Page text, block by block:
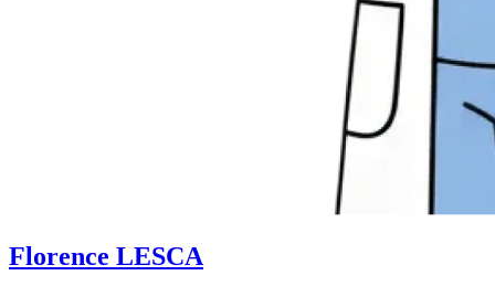
Florence LESCA